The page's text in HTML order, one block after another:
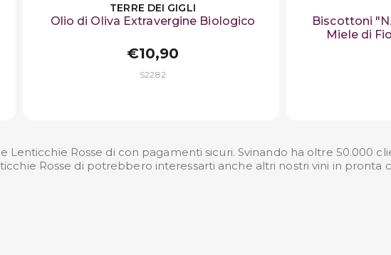
TERRE DEI GIGLI
Olio di Oliva Extravergine Biologico
€10,90
S2282
Biscottoni
Miele di
Lenticchie Rosse di con pagamenti sicuri. Svinando ha oltre 50.000
Rosse di potrebbero interessarti anche altri nostrivini in pronta